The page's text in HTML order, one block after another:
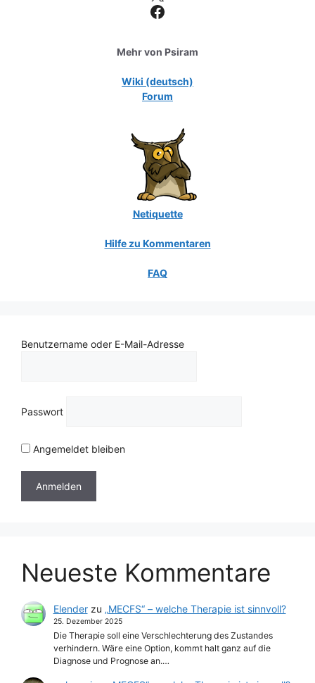
Facebook
Mehr von Psiram
Wiki (deutsch)
Forum
Netiquette
Hilfe zu Kommentaren
FAQ
Benutzername oder E-Mail-Adresse
Passwort
Angemeldet bleiben
Neueste Kommentare
Elenderzu „MECFS“ – welche Therapie ist sinnvoll?
25. Dezember 2025
Die Therapie soll eine Verschlechterung des Zustandes
verhindern. Wäre eine Option, kommt halt ganz auf die
Diagnose und Prognose an.…